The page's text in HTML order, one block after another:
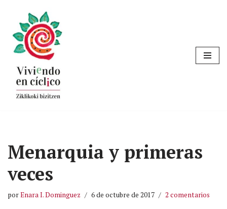
Saltar
al
contenido
Menarquia y primeras
veces
porEnara I. Dominguez 6 de octubre de 2017 2 comentarios